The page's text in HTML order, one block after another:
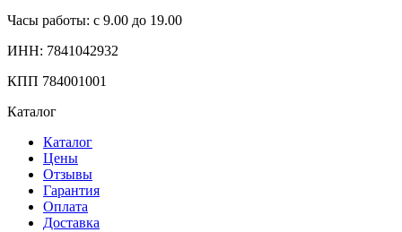
Часы работы: с 9.00 до 19.00
ИНН: 7841042932
КПП 784001001
Каталог
Каталог
Цены
Отзывы
Гарантия
Оплата
Доставка